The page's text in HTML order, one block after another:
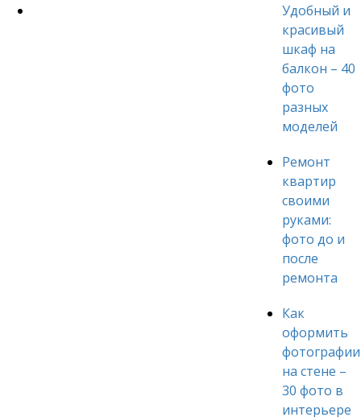
Удобный и
красивый
шкаф на
балкон – 40
фото
разных
моделей
Ремонт
квартир
своими
руками:
фото до и
после
ремонта
Как
оформить
фотографии
на стене –
30 фото в
интерьере